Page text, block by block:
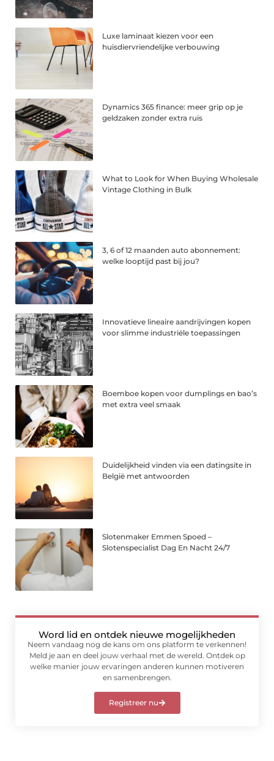
Luxe laminaat kiezen voor een
huisdiervriendelijke verbouwing
Dynamics 365 finance: meer grip op je
geldzaken zonder extra ruis
What to Look for When Buying Wholesale
Vintage Clothing in Bulk
3, 6 of 12 maanden auto abonnement:
welke looptijd past bij jou?
Innovatieve lineaire aandrijvingen kopen
voor slimme industriële toepassingen
Boemboe kopen voor dumplings en bao’s
met extra veel smaak
Duidelijkheid vinden via een datingsite in
België met antwoorden
Slotenmaker Emmen Spoed –
Slotenspecialist Dag En Nacht 24/7
Word lid en ontdek nieuwe mogelijkheden
Neem vandaag nog de kans om ons platform te verkennen!
Meld je aan en deel jouw verhaal met de wereld. Ontdek op
welke manier jouw ervaringen anderen kunnen motiveren
en samenbrengen.
Registreer nu